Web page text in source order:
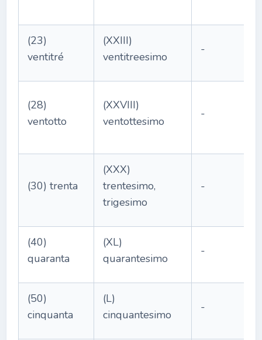
(23)
ventitré
(XXIII)
ventitreesimo
-
(28)
ventotto
(XXVIII)
ventottesimo
-
(30) trenta
(XXX)
trentesimo,
trigesimo
-
(40)
quaranta
(XL)
quarantesimo
-
(50)
cinquanta
(L)
cinquantesimo
-